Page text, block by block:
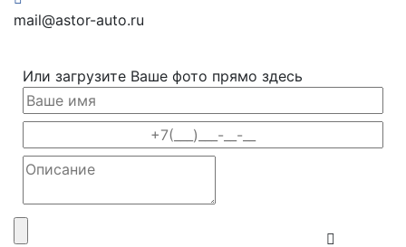
mail@astor-auto.ru
Или загрузите Ваше фото прямо здесь